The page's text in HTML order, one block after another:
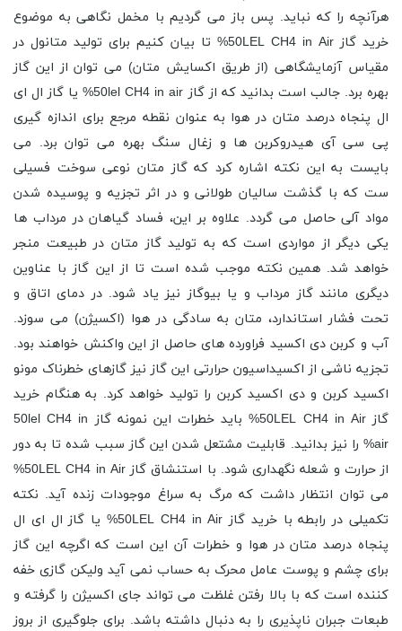
هرآنچه را که نباید. پس باز می گردیم با مخمل نگاهی به موضوع
خرید گاز 50LEL CH4 in Air% تا بیان کنیم برای تولید متانول در
مقیاس آزمایشگاهی (از طریق اکسایش متان) می توان از این گاز
بهره برد. جالب است بدانید که از گاز 50lel CH4 in air% یا گاز ال ای
ال پنجاه درصد متان در هوا به عنوان نقطه مرجع برای اندازه گیری
پی سی آی هیدروکربن ها و زغال سنگ بهره می توان برد. می
بایست به این نکته اشاره کرد که گاز متان نوعی سوخت فسیلی
ست که با گذشت سالیان طولانی و در اثر تجزیه و پوسیده شدن
مواد آلی حاصل می گردد. علاوه بر این، فساد گیاهان در مرداب ها
یکی دیگر از مواردی است که به تولید گاز متان در طبیعت منجر
خواهد شد. همین نکته موجب شده است تا از این گاز با عناوین
دیگری مانند گاز مرداب و یا بیوگاز نیز یاد شود. در دمای اتاق و
تحت فشار استاندارد، متان به سادگی در هوا (اکسیژن) می سوزد.
آب و کربن دی اکسید فراورده های حاصل از این واکنش خواهند بود.
تجزیه ناشی از اکسیداسیون حرارتی این گاز نیز گازهای خطرناک مونو
اکسید کربن و دی اکسید کربن را تولید خواهد کرد. به هنگام خرید
گاز 50LEL CH4 in Air% باید خطرات این نمونه گاز 50lel CH4 in
air% را نیز بدانید. قابلیت مشتعل شدن این گاز سبب شده تا به دور
از حرارت و شعله نگهداری شود. با استنشاق گاز 50LEL CH4 in Air%
می توان انتظار داشت که مرگ به سراغ موجودات زنده آید. نکته
تکمیلی در رابطه با خرید گاز 50LEL CH4 in Air% یا گاز ال ای ال
پنجاه درصد متان در هوا و خطرات آن این است که اگرچه این گاز
برای چشم و پوست عامل محرک به حساب نمی آید ولیکن گازی خفه
کننده است که با بالا رفتن غلظت می تواند جای اکسیژن را گرفته و
طبعات جبران ناپذیری را به دنبال داشته باشد. برای جلوگیری از بروز